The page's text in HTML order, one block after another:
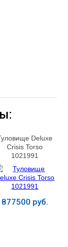
Deluxe
Crisis Torso
1021991
877500 руб.